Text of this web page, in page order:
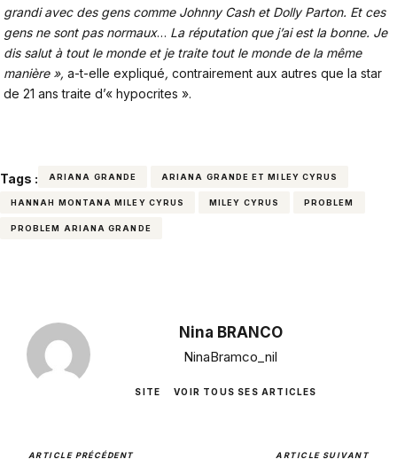
grandi avec des gens comme Johnny Cash et Dolly Parton. Et ces
gens ne sont pas normaux… La réputation que j’ai est la bonne. Je
dis salut à tout le monde et je traite tout le monde de la même
manière », a-t-elle expliqué, contrairement aux autres que la star
de 21 ans traite d’« hypocrites ».
Tags : ARIANA GRANDE ARIANA GRANDE ET MILEY CYRUS
HANNAH MONTANA MILEY CYRUS MILEY CYRUS PROBLEM
PROBLEM ARIANA GRANDE
Nina BRANCO
NinaBramco_nil
SITE VOIR TOUS SES ARTICLES
ARTICLE PRÉCÉDENT ARTICLE SUIVANT